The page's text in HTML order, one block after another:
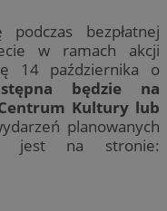
bezpłatnej
w ramach akcji
14 października o
będzie na
Kultury lub
planowanych
jest na stronie: